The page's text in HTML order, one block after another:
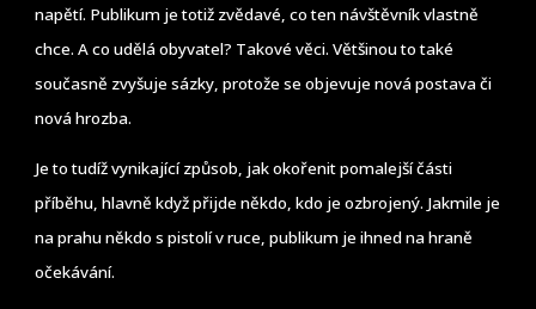
napětí. Publikum je totiž zvědavé, co ten návštěvník vlastně
chce. A co udělá obyvatel? Takové věci. Většinou to také
současně zvyšuje sázky, protože se objevuje nová postava či
nová hrozba.
Je to tudíž vynikající způsob, jak okořenit pomalejší části
příběhu, hlavně když přijde někdo, kdo je ozbrojený. Jakmile je
na prahu někdo s pistolí v ruce, publikum je ihned na hraně
očekávání.